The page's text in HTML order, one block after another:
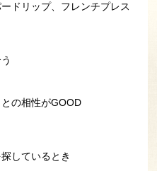
ドリップ、フレンチプレス
の相性がGOOD
しているとき